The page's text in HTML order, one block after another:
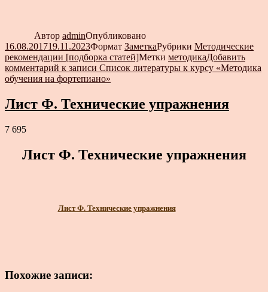
Автор adminОпубликовано
16.08.201719.11.2023Формат ЗаметкаРубрики Методические
рекомендации [подборка статей]Метки методикаДобавить
комментарий к записи Список литературы к курсу «Методика
обучения на фортепиано»
Лист Ф. Технические упражнения
7 695
Лист Ф. Технические упражнения
Лист Ф. Технические упражнения
Похожие записи: